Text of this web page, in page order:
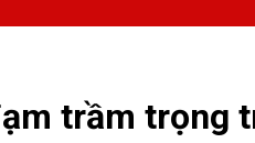
trầm trọng